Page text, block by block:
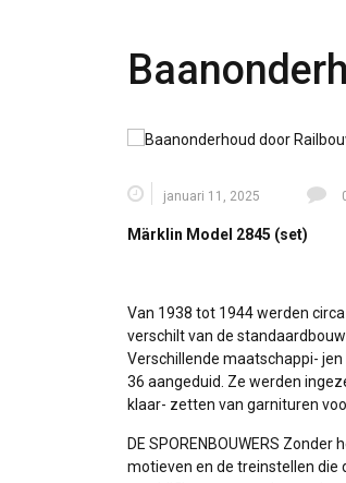
januari 11, 2025
Märklin Model 2845 (set)
Van 1938 tot 1944 werden
verschilt van de
Verschillende maatschappi-
36 aangeduid. Ze werden
klaar- zetten van garnituren
DE SPORENBOUWERS
motieven en de treinstellen die